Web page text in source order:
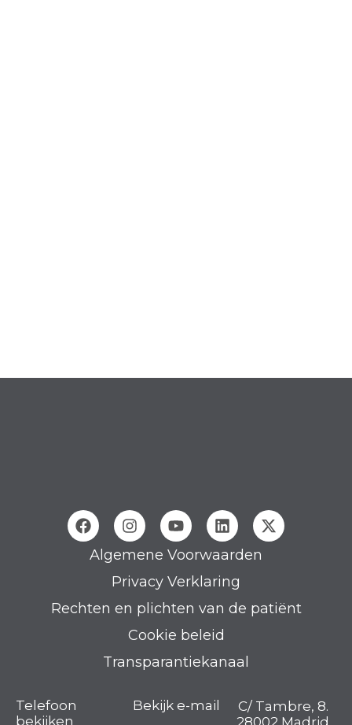
Algemene Voorwaarden
Privacy Verklaring
Rechten en plichten van de patiënt
Cookie beleid
Transparantiekanaal
Telefoon
bekijken
Bekijk e-mail
C/ Tambre, 8.
28002 Madrid